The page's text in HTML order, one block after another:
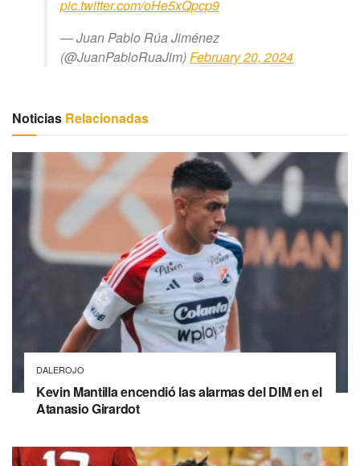
pic.twitter.com/oHe5xQpcp9
— Juan Pablo Rúa Jiménez
(@JuanPabloRuaJim)February 20, 2024
Noticias Relacionadas
DALEROJO
Kevin Mantilla encendió las alarmas del DIM en el
Atanasio Girardot